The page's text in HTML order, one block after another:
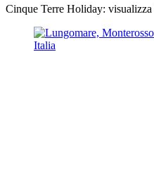
Cinque Terre Holiday: